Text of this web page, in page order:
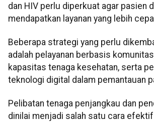
dan HIV perlu diperkuat agar pasien
mendapatkan layanan yang lebih
Beberapa strategi yang perlu
adalah pelayanan berbasis
kapasitas tenaga kesehatan, serta
teknologi digital dalam pemantauan
Pelibatan tenaga penjangkau dan
dinilai menjadi salah satu cara